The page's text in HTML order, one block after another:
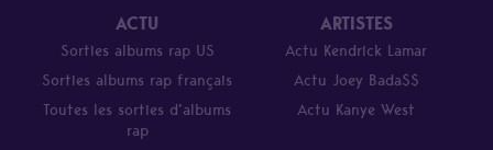
ACTU
Sorties albums rap US
Sorties albums rap français
Toutes les sorties d’albums
rap
ARTISTES
Actu Kendrick Lamar
Actu Joey Bada$$
Actu Kanye West